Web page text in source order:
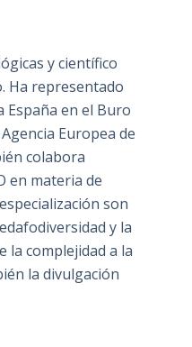
y científico
Ha representado
España en el Buro
Europea de
colabora
en materia de
son
y la
la complejidad a la
la divulgación